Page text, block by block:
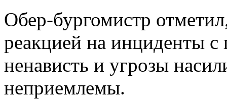
Обер-бургомистр
реакцией на инциденты
ненависть и угрозы
неприемлемы.